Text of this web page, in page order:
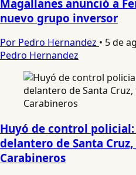
Magallanes anunció a
nuevo grupo inversor
Por Pedro Hernandez • 5 de
Pedro Hernandez
Huyó de control
delantero de Santa
Carabineros